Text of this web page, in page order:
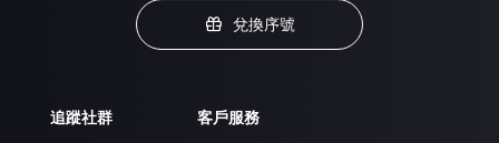
兌換序號
追蹤社群 客戶服務